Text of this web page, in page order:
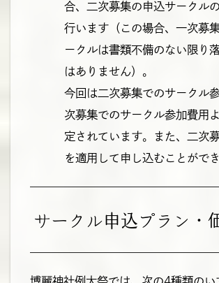
合、二次募集の申込サークル
行います（この場合、一次募
ークルは書類不備のない限り
はありません）。
今回は二次募集でのサークル
次募集でのサークル参加費用
定されています。また、二次
を適用して申し込むことがで
サークル申込プラン・
博麗神社例大祭では、次の4種類のい